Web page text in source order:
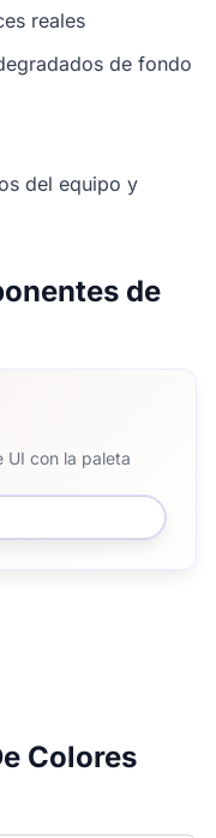
reales
de fondo
del equipo y
de
UI con la paleta
Colores